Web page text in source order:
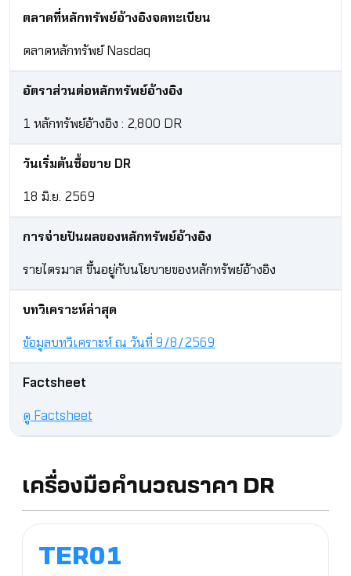
ตลาดที่หลักทรัพย์อ้างอิงจดทะเบียน
ตลาดหลักทรัพย์ Nasdaq
อัตราส่วนต่อหลักทรัพย์อ้างอิง
1 หลักทรัพย์อ้างอิง : 2,800 DR
วันเริ่มต้นซื้อขาย DR
18 มิ.ย. 2569
การจ่ายปันผลของหลักทรัพย์อ้างอิง
รายไตรมาส ขึ้นอยู่กับนโยบายของหลักทรัพย์อ้างอิง
บทวิเคราะห์ล่าสุด
ข้อมูลบทวิเคราะห์ ณ วันที่ 9/8/2569
Factsheet
ดู Factsheet
เครื่องมือคำนวณราคา DR